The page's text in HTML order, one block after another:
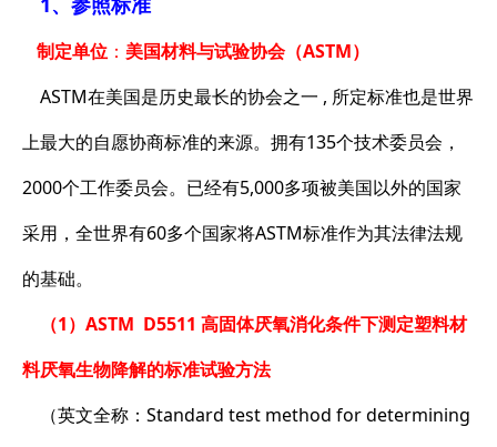
制定单位 ： 美国材料与试验协会（ASTM）
ASTM在美国是历史最长的协会之一 , 所定标准也是世界
上最大的自愿协商标准的来源。拥有135个技术委员会，
2000个工作委员会。已经有5,000多项被美国以外的国家
采用，全世界有60多个国家将ASTM标准作为其法律法规
的基础。
（1）ASTM D5511 高固体厌氧消化条件下测定塑料材
料厌氧生物降解的标准试验方法
（英文全称：Standard test method for determining